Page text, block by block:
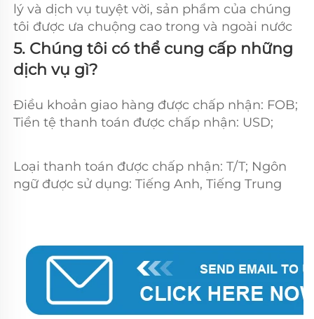
lý và dịch vụ tuyệt vời, sản phẩm của chúng
tôi được ưa chuộng cao trong và ngoài nước
5. Chúng tôi có thể cung cấp những
dịch vụ gì?
Tiền tệ thanh toán được chấp nhận: USD;
Loại thanh toán được chấp nhận: T/T; Ngôn
ngữ được sử dụng: Tiếng Anh, Tiếng Trung